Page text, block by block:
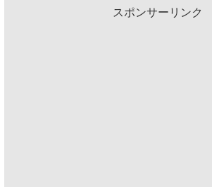
スポンサーリンク